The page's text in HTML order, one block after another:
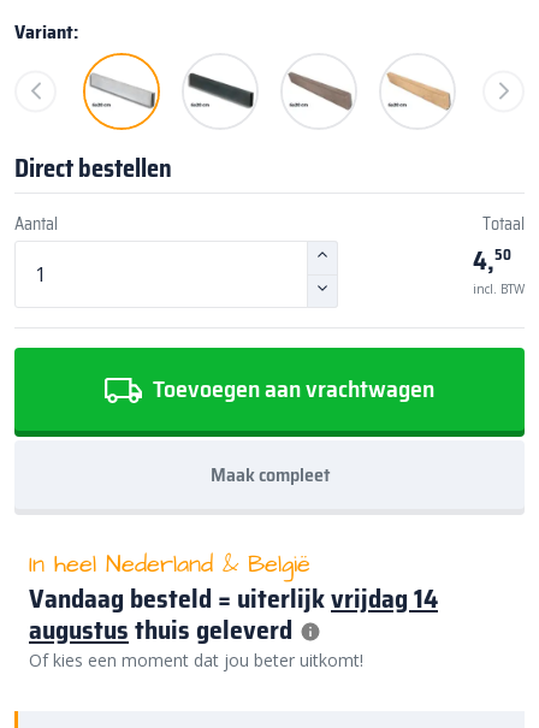
Variant:
Direct bestellen
Aantal Totaal
4,50
incl. BTW
Toevoegen aan vrachtwagen
Maak compleet
In heel Nederland & België
Vandaag besteld = uiterlijkvrijdag 14
augustusthuis geleverd
Of kies een moment dat jou beter uitkomt!